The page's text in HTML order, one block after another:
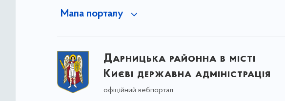
Мапа порталу
Дарницька районна в місті
Києві державна адміністрація
офіційний вебпортал